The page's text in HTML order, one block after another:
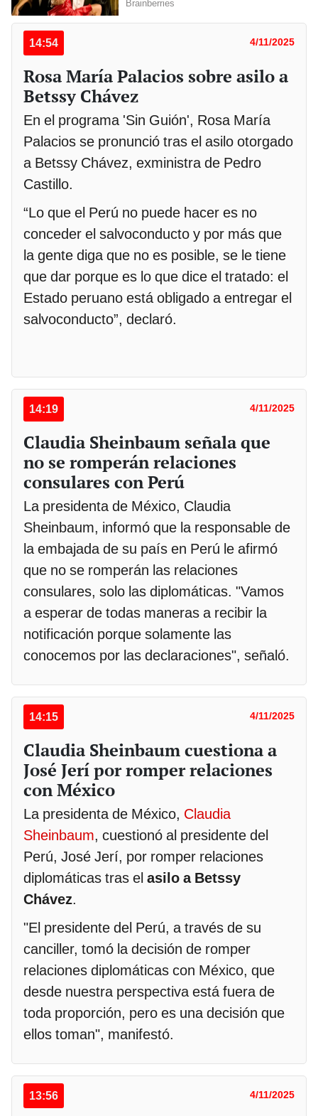
14:54 4/11/2025
Rosa María Palacios sobre asilo a
Betssy Chávez
En el programa 'Sin Guión', Rosa María
Palacios se pronunció tras el asilo otorgado
a Betssy Chávez, exministra de Pedro
Castillo.
“Lo que el Perú no puede hacer es no
conceder el salvoconducto y por más que
la gente diga que no es posible, se le tiene
que dar porque es lo que dice el tratado: el
Estado peruano está obligado a entregar el
salvoconducto”, declaró.
14:19 4/11/2025
Claudia Sheinbaum señala que
no se romperán relaciones
consulares con Perú
La presidenta de México, Claudia
Sheinbaum, informó que la responsable de
la embajada de su país en Perú le afirmó
que no se romperán las relaciones
consulares, solo las diplomáticas. "Vamos
a esperar de todas maneras a recibir la
notificación porque solamente las
conocemos por las declaraciones", señaló.
14:15 4/11/2025
Claudia Sheinbaum cuestiona a
José Jerí por romper relaciones
con México
La presidenta de México, Claudia
Sheinbaum, cuestionó al presidente del
Perú, José Jerí, por romper relaciones
diplomáticas tras el asilo a Betssy
Chávez.
"El presidente del Perú, a través de su
canciller, tomó la decisión de romper
relaciones diplomáticas con México, que
desde nuestra perspectiva está fuera de
toda proporción, pero es una decisión que
ellos toman", manifestó.
13:56 4/11/2025